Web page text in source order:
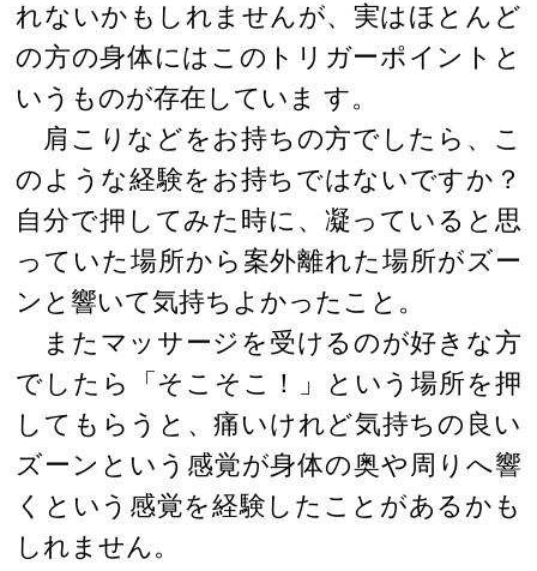
れないかもしれませんが、実はほとんど
の方の身体にはこのトリガーポイントと
いうものが存在していま す。
肩こりなどをお持ちの方でしたら、こ
のような経験をお持ちではないですか？
自分で押してみた時に、凝っていると思
っていた場所から案外離れた場所がズー
ンと響いて気持ちよかったこと。
またマッサージを受けるのが好きな方
でしたら「そこそこ！」という場所を押
してもらうと、痛いけれど気持ちの良い
ズーンという感覚が身体の奥や周りへ響
くという感覚を経験したことがあるかも
しれません。